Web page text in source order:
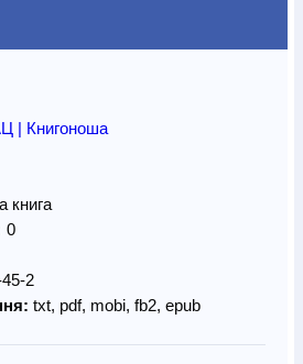
| Книгоноша
книга
0
2
txt, pdf, mobi, fb2, epub